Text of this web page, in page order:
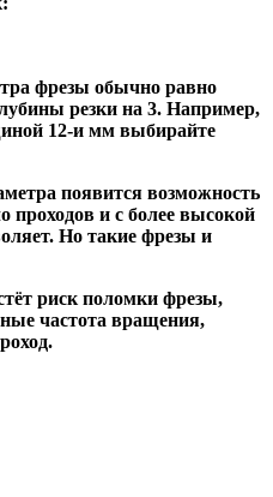
фрезы обычно равно
резки на 3. Например,
12-и мм выбирайте
появится возможность
проходов и с более высокой
Но такие фрезы и
риск поломки фрезы,
частота вращения,